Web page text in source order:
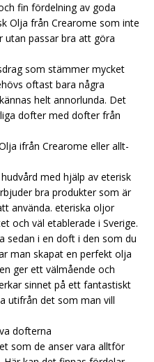
fin fördelning av goda
Olja från Crearome som inte
utan passar bra att göra
som stämmer mycket
oftast bara några
helt annorlunda. Det
dofter med dofter från
ifrån Crearome eller allt-
med hjälp av eterisk
bra produkter som är
använda. eteriska oljor
och väl etablerade i Sverige.
sedan i en doft i den som du
man skapat en perfekt olja
ger ett välmående och
sinnet på ett fantastiskt
utifrån det som man vill
dofterna
som de anser vara alltför